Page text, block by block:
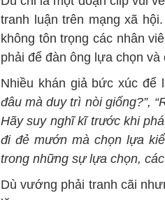
tranh luận trên mạng xã
không tôn trọng các nhân
phải để đàn ông lựa chọn và
Nhiều khán giả bức xúc để
đâu mà duy trì nòi giống?”,
Hãy suy nghĩ kĩ trước khi
đi đẻ mướn mà chọn lựa
trong những sự lựa chọn,
Dù vướng phải tranh cãi